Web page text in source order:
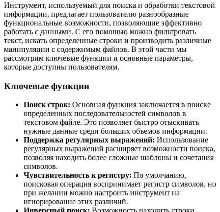
Инструмент, используемый для поиска и обработки текстовой
информации, предлагает пользователю разнообразные
функциональные возможности, позволяющие эффективно
работать с данными. С его помощью можно фильтровать
текст, искать определенные строки и производить различные
манипуляции с содержимым файлов. В этой части мы
рассмотрим ключевые функции и основные параметры,
которые доступны пользователям.
Ключевые функции
Поиск строк: Основная функция заключается в поиске
определенных последовательностей символов в
текстовом файле. Это позволяет быстро отыскивать
нужные данные среди больших объемов информации.
Поддержка регулярных выражений: Использование
регулярных выражений расширяет возможности поиска,
позволяя находить более сложные шаблоны и сочетания
символов.
Чувствительность к регистру: По умолчанию,
поисковая операция воспринимает регистр символов, но
при желании можно настроить инструмент на
игнорирование этих различий.